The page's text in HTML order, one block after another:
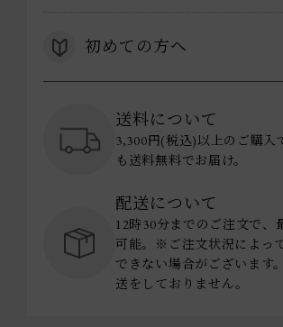
初めての方へ
送料について
3,300円(税込)以上のご購入
も送料無料でお届け。
配送について
12時30分までのご注文で、
可能。※ご注文状況によっ
できない場合がございます
送をしておりません。